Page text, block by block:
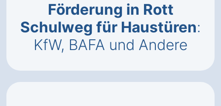
Förderung in Rott
Schulweg für Haustüren:
KfW, BAFA und Andere